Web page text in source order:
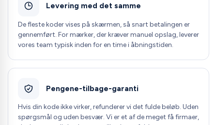
Levering med det samme
De fleste koder vises på skærmen, så snart betalingen er
gennemført. For mærker, der kræver manuel opslag, leverer
vores team typisk inden for en time i åbningstiden.
Pengene-tilbage-garanti
Hvis din kode ikke virker, refunderer vi det fulde beløb. Uden
spørgsmål og uden besvær. Vi er et af de meget få firmaer,